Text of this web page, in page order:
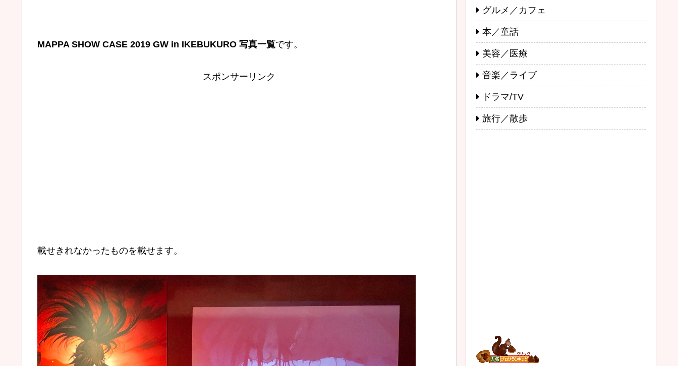
MAPPA SHOW CASE 2019 GW in IKEBUKURO 写真一覧です。
スポンサーリンク
載せきれなかったものを載せます。
グルメ／カフェ
本／童話
美容／医療
音楽／ライブ
ドラマ/TV
旅行／散歩